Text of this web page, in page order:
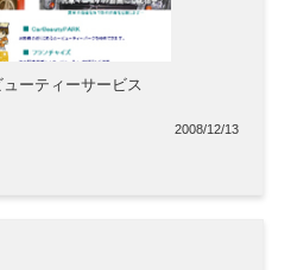
ーティーサービス
2008/12/13